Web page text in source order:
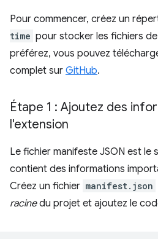
Pour commencer, créez un
time pour stocker les fichiers
préférez, vous pouvez
complet sur GitHub.
Étape 1 : Ajoutez des
l'extension
Le fichier manifeste JSON est le
contient des informations
Créez un fichier manifest.json
racinedu projet et ajoutez le